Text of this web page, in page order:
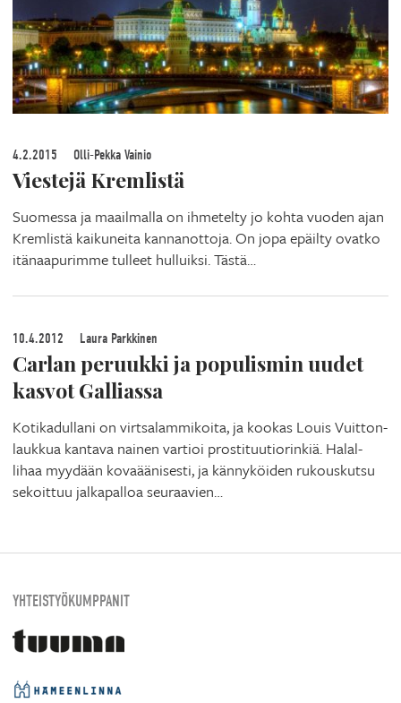
4.2.2015 Olli-Pekka Vainio
Viestejä Kremlistä
Suomessa ja maailmalla on ihmetelty jo kohta vuoden ajan
Kremlistä kaikuneita kannanottoja. On jopa epäilty ovatko
itänaapurimme tulleet hulluiksi. Tästä…
10.4.2012 Laura Parkkinen
Carlan peruukki ja populismin uudet
kasvot Galliassa
Kotikadullani on virtsalammikoita, ja kookas Louis Vuitton-
laukkua kantava nainen vartioi prostituutiorinkiä. Halal-
lihaa myydään kovaäänisesti, ja kännyköiden rukouskutsu
sekoittuu jalkapalloa seuraavien…
YHTEISTYÖKUMPPANIT